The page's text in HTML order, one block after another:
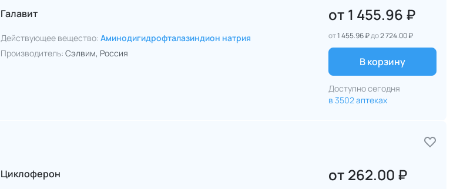
Галавит
Действующее вещество: Аминодигидрофталазиндион натрия
Производитель: Сэлвим, Россия
от 1 455.96 ₽
от1 455.96 ₽до2 724.00 ₽
В корзину
Доступно сегодня
в 3502 аптеках
Циклоферон от 262.00 ₽